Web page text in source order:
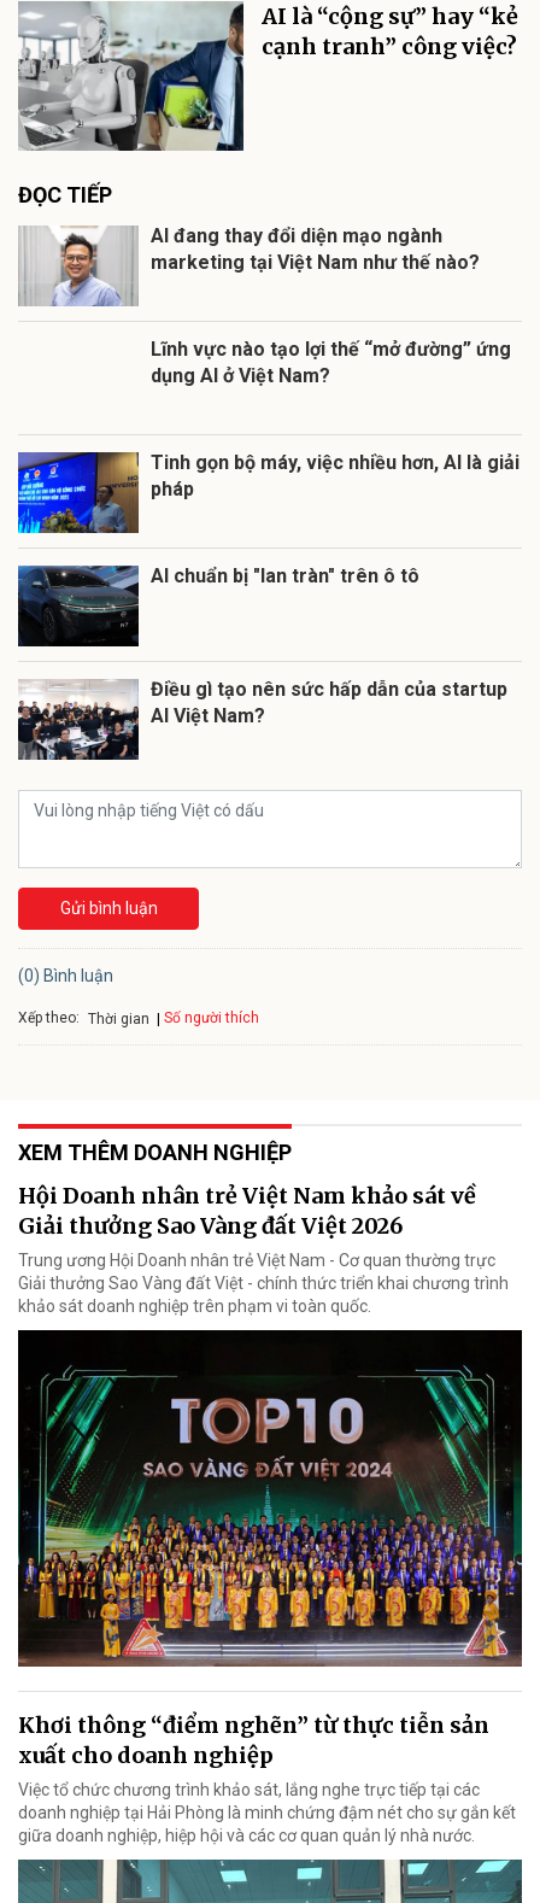
AI là “cộng sự” hay “kẻ
cạnh tranh” công việc?
ĐỌC TIẾP
AI đang thay đổi diện mạo ngành
marketing tại Việt Nam như thế nào?
Lĩnh vực nào tạo lợi thế “mở đường” ứng
dụng AI ở Việt Nam?
Tinh gọn bộ máy, việc nhiều hơn, AI là giải
pháp
AI chuẩn bị "lan tràn" trên ô tô
Điều gì tạo nên sức hấp dẫn của startup
AI Việt Nam?
Gửi bình luận
(0) Bình luận
Xếp theo: Thời gian Số người thích
XEM THÊM DOANH NGHIỆP
Hội Doanh nhân trẻ Việt Nam khảo sát về
Giải thưởng Sao Vàng đất Việt 2026
Trung ương Hội Doanh nhân trẻ Việt Nam - Cơ quan thường trực
Giải thưởng Sao Vàng đất Việt - chính thức triển khai chương trình
khảo sát doanh nghiệp trên phạm vi toàn quốc.
Khơi thông “điểm nghẽn” từ thực tiễn sản
xuất cho doanh nghiệp
Việc tổ chức chương trình khảo sát, lắng nghe trực tiếp tại các
doanh nghiệp tại Hải Phòng là minh chứng đậm nét cho sự gắn kết
giữa doanh nghiệp, hiệp hội và các cơ quan quản lý nhà nước.